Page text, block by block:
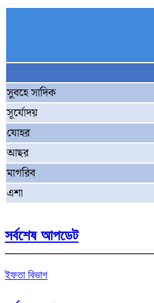
সুবহে সাদিক
সূর্যোদয়
যোহর
আছর
মাগরিব
এশা
সর্বশেষ আপডেট
ইফতা বিভাগ